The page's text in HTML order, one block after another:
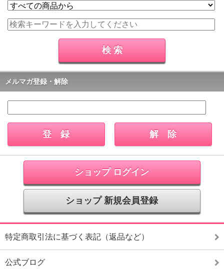
メルマガ登録・解除
ショップ ログイン
ショップ 新規会員登録
特定商取引法に基づく表記（返品など）
公式ブログ